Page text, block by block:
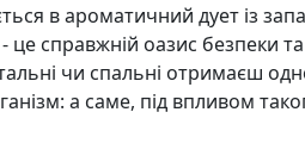
в ароматичний дует із
це справжній оазис безпеки
чи спальні отримаєш
а саме, під впливом